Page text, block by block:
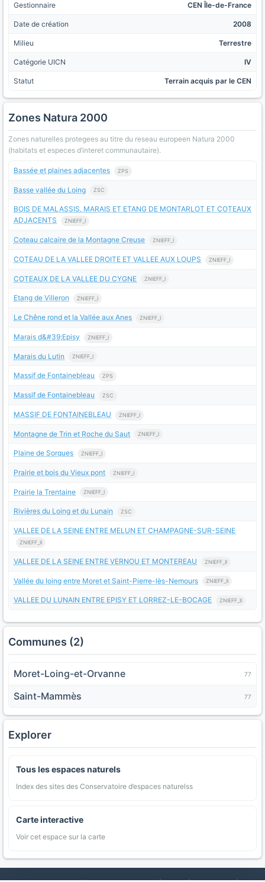
Gestionnaire CEN Île-de-France
Date de création 2008
Milieu Terrestre
Catégorie UICN IV
Statut Terrain acquis par le CEN
Zones Natura 2000
Zones naturelles protegees au titre du reseau europeen Natura 2000
(habitats et especes d’interet communautaire).
Bassée et plaines adjacentes ZPS
Basse vallée du Loing ZSC
BOIS DE MALASSIS, MARAIS ET ETANG DE MONTARLOT ET COTEAUX
ADJACENTS
ZNIEFF_I
Coteau calcaire de la Montagne Creuse ZNIEFF_I
COTEAU DE LA VALLEE DROITE ET VALLEE AUX LOUPS ZNIEFF_I
COTEAUX DE LA VALLEE DU CYGNE ZNIEFF_I
Etang de Villeron ZNIEFF_I
Le Chêne rond et la Vallée aux Anes ZNIEFF_I
Marais d&#39;Episy ZNIEFF_I
Marais du Lutin ZNIEFF_I
Massif de Fontainebleau ZPS
Massif de Fontainebleau ZSC
MASSIF DE FONTAINEBLEAU ZNIEFF_I
Montagne de Trin et Roche du Saut ZNIEFF_I
Plaine de Sorques ZNIEFF_I
Prairie et bois du Vieux pont ZNIEFF_I
Prairie la Trentaine ZNIEFF_I
Rivières du Loing et du Lunain ZSC
VALLEE DE LA SEINE ENTRE MELUN ET CHAMPAGNE-SUR-SEINE
ZNIEFF_II
VALLEE DE LA SEINE ENTRE VERNOU ET MONTEREAU ZNIEFF_II
Vallée du loing entre Moret et Saint-Pierre-lès-Nemours ZNIEFF_II
VALLEE DU LUNAIN ENTRE EPISY ET LORREZ-LE-BOCAGE ZNIEFF_II
Communes (2)
Moret-Loing-et-Orvanne 77
Saint-Mammès 77
Explorer
Tous les espaces naturels
Index des sites des Conservatoire d’espaces naturelss
Carte interactive
Voir cet espace sur la carte